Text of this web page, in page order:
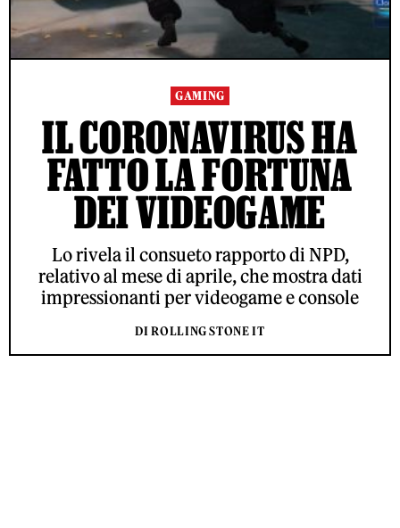
GAMING
IL CORONAVIRUS HA
FATTO LA FORTUNA
DEI VIDEOGAME
Lo rivela il consueto rapporto di NPD,
relativo al mese di aprile, che mostra dati
impressionanti per videogame e console
DI ROLLING STONE IT